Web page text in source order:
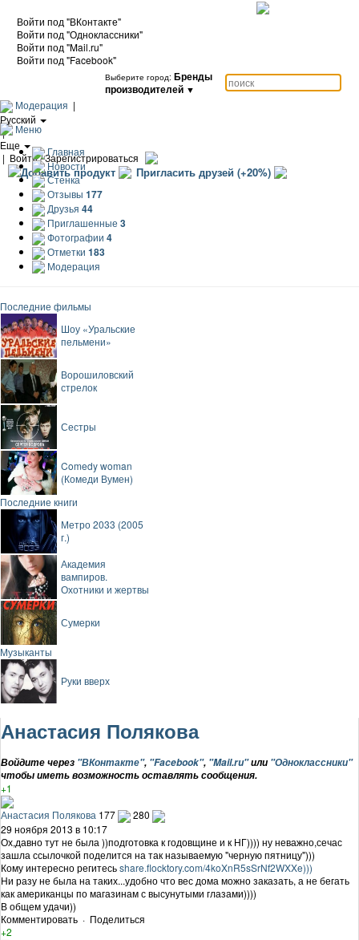
Войти под "ВКонтакте"
Войти под "Одноклассники"
Войти под "Mail.ru"
Войти под "Facebook"
Выберите город: Бренды
производителей ▼
Модерация |
Русский
|
Еще
| Войти / Зарегистрироваться
Добавить продукт Пригласить друзей (+20%)
Меню
Главная
Новости
Стенка
Отзывы 177
Друзья 44
Приглашенные 3
Фотографии 4
Отметки 183
Модерация
Последние фильмы
Шоу «Уральские
пельмени»
Ворошиловский
стрелок
Сестры
Comedy woman
(Комеди Вумен)
Последние книги
Метро 2033 (2005
г.)
Академия
вампиров.
Охотники и жертвы
Сумерки
Музыканты
Руки вверх
Анастасия Полякова
Войдите через "ВКонтакте", "Facebook", "Mail.ru"или "Одноклассники"
чтобы иметь возможность оставлять сообщения.
+1
Анастасия Полякова 177
280
29 ноября 2013 в 10:17
Ох,давно тут не была ))подготовка к годовщине и к НГ)))) ну неважно,сечас
зашла ссылочкой поделится на так называемую "черную пятницу")))
Кому интересно регитесьshare.flocktory.com/4koXnR5sSrNf2WXXe)))
Ни разу не была на таких...удобно что вес дома можно заказать, а не бегать
как американцы по магазинам с высунутыми глазами))))
В общем удачи))
Комментировать · Поделиться
+2